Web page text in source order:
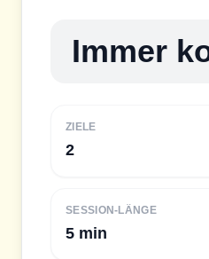
Immer
ZIELE
2
SESSION-LÄNGE
5 min